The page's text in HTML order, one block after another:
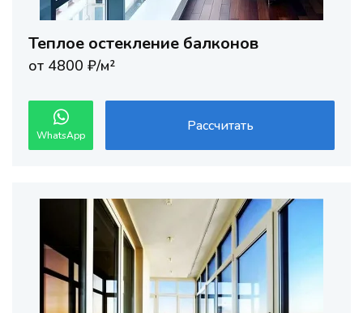
Теплое остекление балконов
от 4800 ₽/м²
WhatsApp
Рассчитать